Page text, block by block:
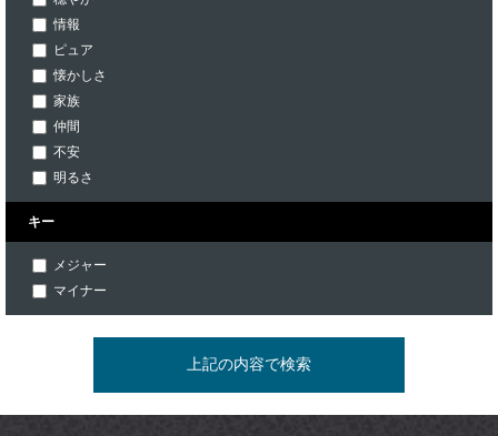
情報
ピュア
懐かしさ
家族
仲間
不安
明るさ
キー
メジャー
マイナー